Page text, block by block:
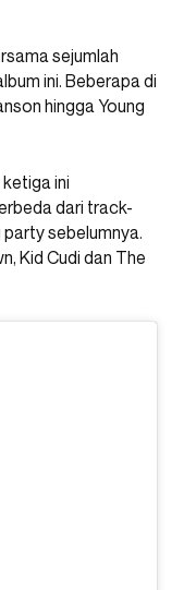
sejumlah
ini. Beberapa di
hingga Young
ini
dari track-
sebelumnya.
Kid Cudi dan The